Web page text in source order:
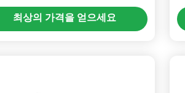
최상의 가격을 얻으세요